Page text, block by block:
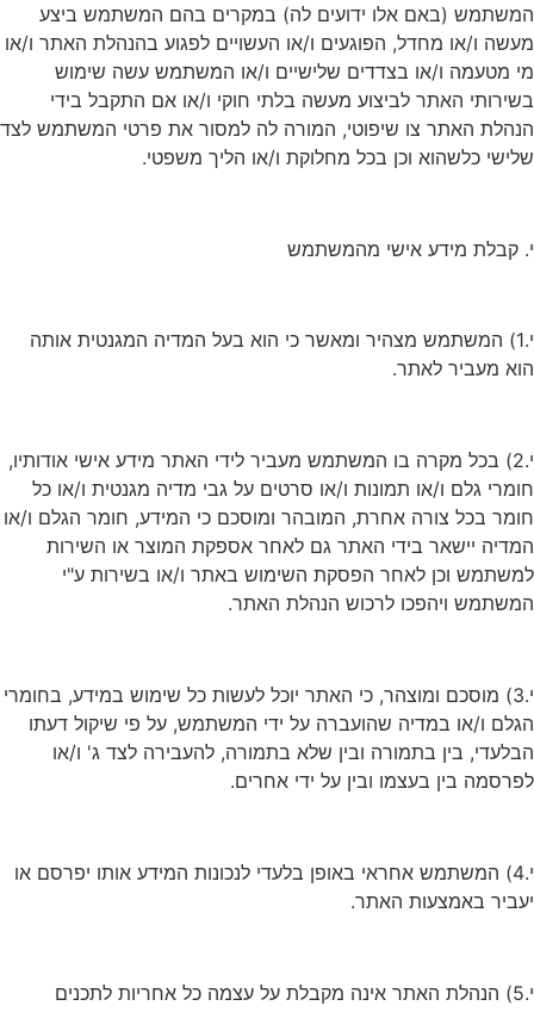
המשתמש (באם אלו ידועים לה) במקרים בהם המשתמש ביצע
מעשה ו/או מחדל, הפוגעים ו/או העשויים לפגוע בהנהלת האתר ו/או
מי מטעמה ו/או בצדדים שלישיים ו/או המשתמש עשה שימוש
בשירותי האתר לביצוע מעשה בלתי חוקי ו/או אם התקבל בידי
הנהלת האתר צו שיפוטי, המורה לה למסור את פרטי המשתמש לצד
שלישי כלשהוא וכן בכל מחלוקת ו/או הליך משפטי.
י. קבלת מידע אישי מהמשתמש
י.1) המשתמש מצהיר ומאשר כי הוא בעל המדיה המגנטית אותה
הוא מעביר לאתר.
י.2) בכל מקרה בו המשתמש מעביר לידי האתר מידע אישי אודותיו,
חומרי גלם ו/או תמונות ו/או סרטים על גבי מדיה מגנטית ו/או כל
חומר בכל צורה אחרת, המובהר ומוסכם כי המידע, חומר הגלם ו/או
המדיה יישאר בידי האתר גם לאחר אספקת המוצר או השירות
למשתמש וכן לאחר הפסקת השימוש באתר ו/או בשירות ע"י
המשתמש ויהפכו לרכוש הנהלת האתר.
י.3) מוסכם ומוצהר, כי האתר יוכל לעשות כל שימוש במידע, בחומרי
הגלם ו/או במדיה שהועברה על ידי המשתמש, על פי שיקול דעתו
הבלעדי, בין בתמורה ובין שלא בתמורה, להעבירה לצד ג' ו/או
לפרסמה בין בעצמו ובין על ידי אחרים.
י.4) המשתמש אחראי באופן בלעדי לנכונות המידע אותו יפרסם או
יעביר באמצעות האתר.
י.5) הנהלת האתר אינה מקבלת על עצמה כל אחריות לתכנים